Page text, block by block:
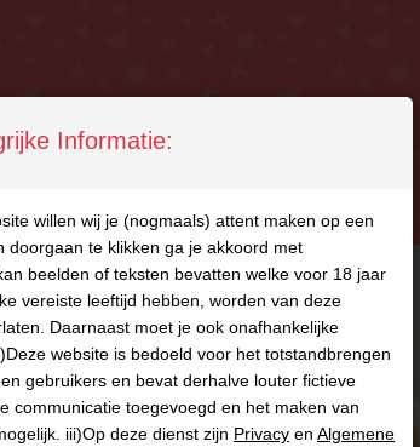
Informatie:
willen wij je (nogmaals) attent maken op een
doorgaan te klikken ga je akkoord met
beelden of teksten bevatten welke voor 18 jaar
vereiste leeftijd hebben, worden van deze
Daarnaast moet je ook onafhankelijke
website is bedoeld voor het totstandbrengen
gebruikers en bevat derhalve louter fictieve
communicatie toegevoegd en het maken van
iii)Op deze dienst zijn Privacy en Algemene